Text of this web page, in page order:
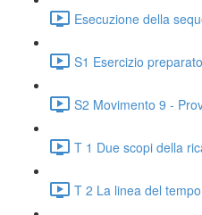
Esecuzione della
S1 Esercizio
S2 Movimento 9 -
T 1 Due scopi della
T 2 La linea del